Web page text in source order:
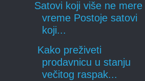
Satovi koji više ne mere
vreme Postoje satovi
koji...
Kako preživeti
prodavnicu u stanju
večitog raspak...